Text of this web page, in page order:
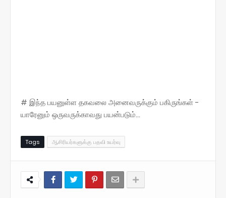
# இந்த பயனுள்ள தகவலை அனைவருக்கும் பகிருங்கள் -
யாரேனும் ஒருவருக்காவது பயன்படும்...
Tags ஆசிரியர்களுக்கு பதவி உயர்வு